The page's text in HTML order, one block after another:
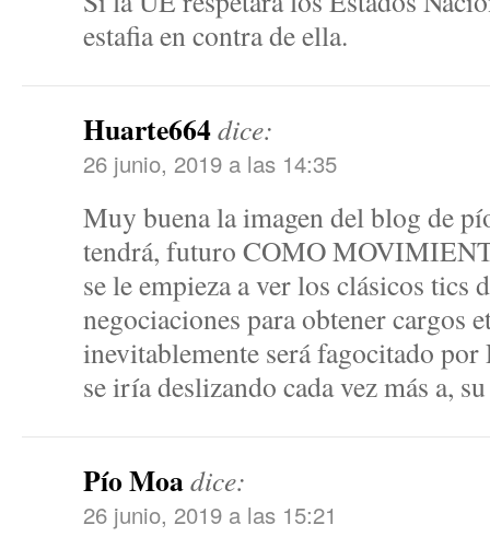
estafia en contra de ella.
Huarte664dice:
26 junio, 2019 a las 14:35
Muy buena la imagen del blog de
tendrá, futuro COMO
se le empieza a ver los clásicos
negociaciones para obtener cargos
inevitablemente será fagocitado
se iría deslizando cada vez más a,
Pío Moadice:
26 junio, 2019 a las 15:21